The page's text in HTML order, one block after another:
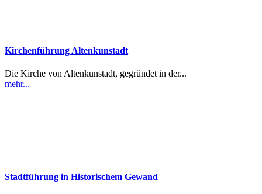
Kirchenführung Altenkunstadt
Die Kirche von Altenkunstadt, gegründet in der...
mehr...
Stadtführung in Historischem Gewand